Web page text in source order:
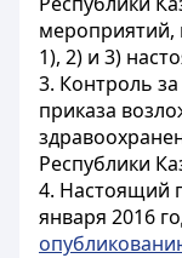
мероприятий,
1), 2) и 3)
3. Контроль
приказа
Республики
4. Настоящий
января 2016